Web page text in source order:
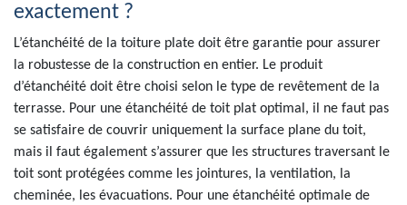
exactement ?
L’étanchéité de la toiture plate doit être garantie pour assurer
la robustesse de la construction en entier. Le produit
d’étanchéité doit être choisi selon le type de revêtement de la
terrasse. Pour une étanchéité de toit plat optimal, il ne faut pas
se satisfaire de couvrir uniquement la surface plane du toit,
mais il faut également s’assurer que les structures traversant le
toit sont protégées comme les jointures, la ventilation, la
cheminée, les évacuations. Pour une étanchéité optimale de